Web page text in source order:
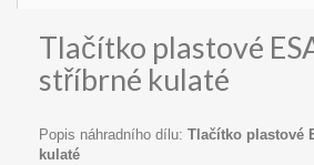
Tlačítko plastové
stříbrné kulaté
Popis náhradního dílu: Tlačítko plastové
kulaté